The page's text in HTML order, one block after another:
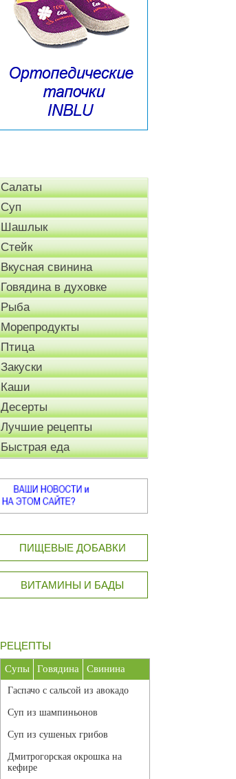
Салаты
Суп
Шашлык
Стейк
Вкусная свинина
Говядина в духовке
Рыба
Морепродукты
Птица
Закуски
Каши
Десерты
Лучшие рецепты
Быстрая еда
ПИЩЕВЫЕ ДОБАВКИ
ВИТАМИНЫ И БАДЫ
РЕЦЕПТЫ
Супы Говядина Свинина
Гаспачо с сальсой из авокадо
Суп из шампиньонов
Суп из сушеных грибов
Дмитрогорская окрошка на
кефире